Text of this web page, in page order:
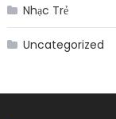
Nhạc Trẻ
Uncategorized